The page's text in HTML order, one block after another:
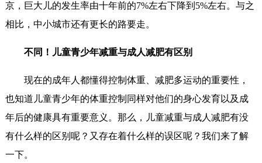
京，巨大儿的发生率由十年前的7%左右下降到5%左右。与之
相比，中小城市还有更长的路要走。
不同！儿童青少年减重与成人减肥有区别
现在的成年人都懂得控制体重、减肥多运动的重要性，
也知道儿童青少年的体重控制同样对他们的身心发育以及成
年后的健康具有重要意义。那么，儿童减重与成人减肥有没
有什么样的区别呢？又存在着什么样的误区呢？我们来了解
一下。